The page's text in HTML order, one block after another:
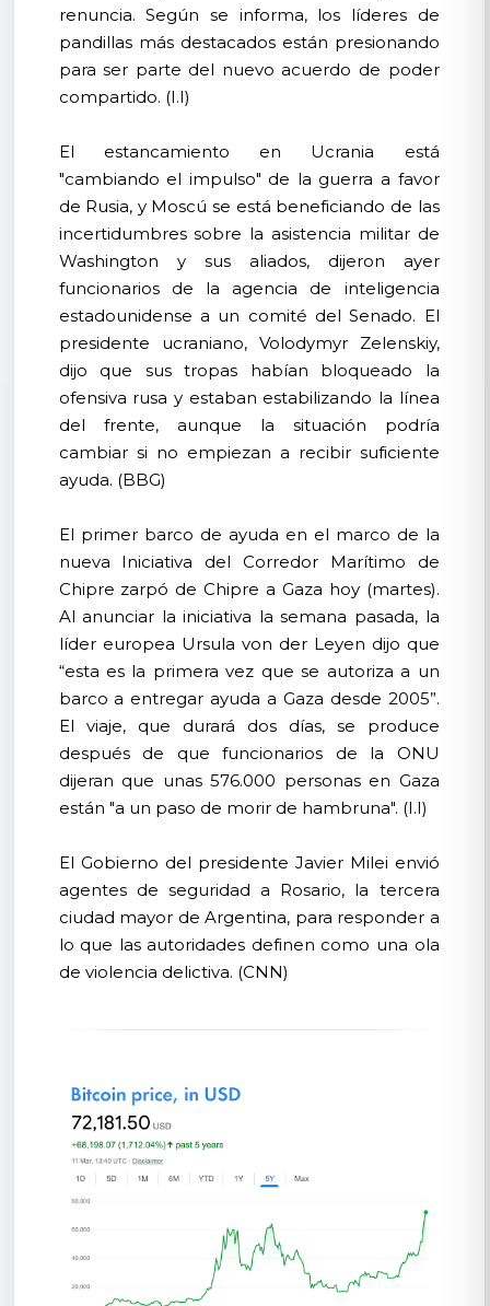
renuncia. Según se informa, los líderes de
pandillas más destacados están presionando
para ser parte del nuevo acuerdo de poder
compartido. (I.I)
El estancamiento en Ucrania está
"cambiando el impulso" de la guerra a favor
de Rusia, y Moscú se está beneficiando de las
incertidumbres sobre la asistencia militar de
Washington y sus aliados, dijeron ayer
funcionarios de la agencia de inteligencia
estadounidense a un comité del Senado. El
presidente ucraniano, Volodymyr Zelenskiy,
dijo que sus tropas habían bloqueado la
ofensiva rusa y estaban estabilizando la línea
del frente, aunque la situación podría
cambiar si no empiezan a recibir suficiente
ayuda. (BBG)
El primer barco de ayuda en el marco de la
nueva Iniciativa del Corredor Marítimo de
Chipre zarpó de Chipre a Gaza hoy (martes).
Al anunciar la iniciativa la semana pasada, la
líder europea Ursula von der Leyen dijo que
“esta es la primera vez que se autoriza a un
barco a entregar ayuda a Gaza desde 2005”.
El viaje, que durará dos días, se produce
después de que funcionarios de la ONU
dijeran que unas 576.000 personas en Gaza
están "a un paso de morir de hambruna". (I.I)
El Gobierno del presidente Javier Milei envió
agentes de seguridad a Rosario, la tercera
ciudad mayor de Argentina, para responder a
lo que las autoridades definen como una ola
de violencia delictiva. (CNN)